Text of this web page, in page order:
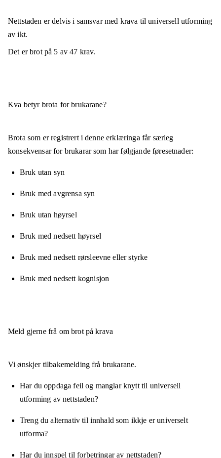
Nettstaden erdelvis i samsvarmed krava til universell utforming
av ikt.
Det er brot på 5 av47 krav.
Kva betyr brota for brukarane?
Brota som er registrert i denne erklæringa får særleg
konsekvensar for brukarar som har følgjande føresetnader:
Bruk utan syn
Bruk med avgrensa syn
Bruk utan høyrsel
Bruk med nedsett høyrsel
Bruk med nedsett rørsleevne eller styrke
Bruk med nedsett kognisjon
Meld gjerne frå om brot på krava
Vi ønskjer tilbakemelding frå brukarane.
Har du oppdaga feil og manglar knytt til universell
utforming av nettstaden?
Treng du alternativ til innhald som ikkje er universelt
utforma?
Har du innspel til forbetringar av nettstaden?